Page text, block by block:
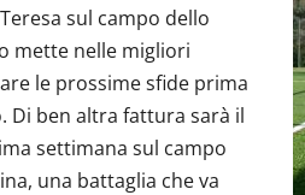
sul campo dello
mette nelle migliori
le prossime sfide prima
Di ben altra fattura sarà il
settimana sul campo
una battaglia che va